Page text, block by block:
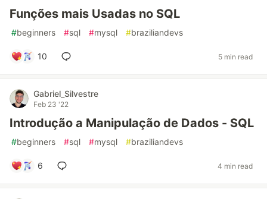
Funções mais Usadas no SQL
#beginners #sql #mysql #braziliandevs
10 5 min read
Gabriel_Silvestre
Feb 23 '22
Introdução a Manipulação de Dados - SQL
#beginners #sql #mysql #braziliandevs
6 4 min read